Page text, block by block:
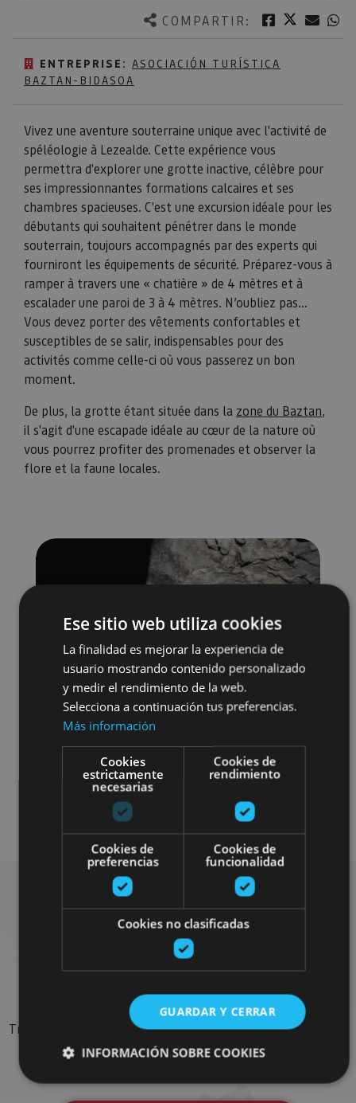
COMPARTIR: Facebook
Twitter
ENTREPRISE: ASOCIACIÓN TURÍSTICA
BAZTAN-BIDASOA
Vivez une aventure souterraine unique avec l'activité de
spéléologie à Lezealde. Cette expérience vous
permettra d'explorer une grotte inactive, célèbre pour
ses impressionnantes formations calcaires et ses
chambres spacieuses. C'est une excursion idéale pour les
débutants qui souhaitent pénétrer dans le monde
souterrain, toujours accompagnés par des experts qui
fourniront les équipements de sécurité. Préparez-vous à
ramper à travers une « chatière » de 4 mètres et à
escalader une paroi de 3 à 4 mètres. N’oubliez pas...
Vous devez porter des vêtements confortables et
susceptibles de se salir, indispensables pour des
activités comme celle-ci où vous passerez un bon
moment.
De plus, la grotte étant située dans la zone du Baztan,
il s'agit d'une escapade idéale au cœur de la nature où
vous pourrez profiter des promenades et observer la
flore et la faune locales.
Rechercher plus de
sorties
Trouvez des sorties et des propositions pour compléter votre
séjour en Navarre : activités organisées, visites et les
Ese sitio web utiliza cookies
La finalidad es mejorar la experiencia de
usuario mostrando contenido personalizado
y medir el rendimiento de la web.
Selecciona a continuación tus preferencias.
Más información
Cookies
estrictamente
necesarias
Cookies de
rendimiento
Cookies de
preferencias
Cookies de
funcionalidad
Cookies no clasificadas
GUARDAR Y CERRAR
INFORMACIÓN SOBRE COOKIES